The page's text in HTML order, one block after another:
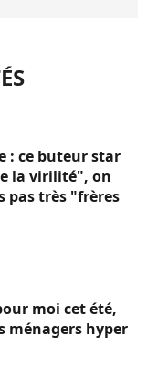
: ce buteur star
la virilité", on
pas très "frères
moi cet été,
ménagers hyper